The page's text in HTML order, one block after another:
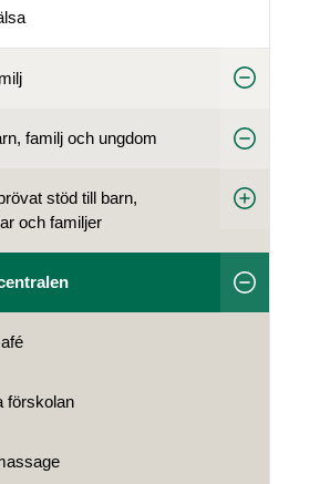
familj och ungdom
stöd till barn,
och familjer
förskolan